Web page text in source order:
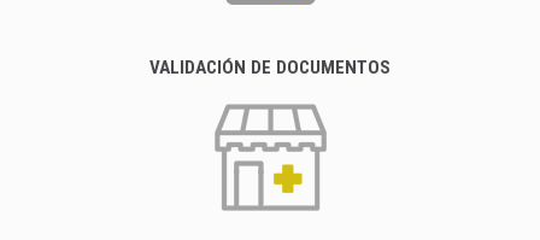
VALIDACIÓN DE DOCUMENTOS